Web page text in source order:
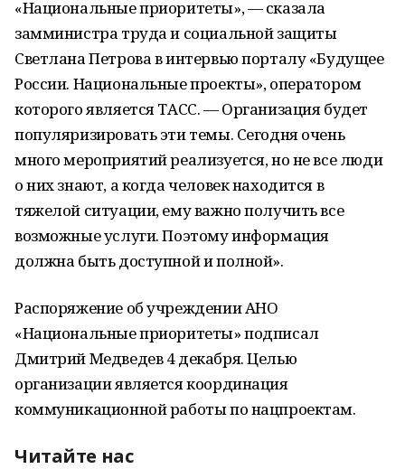
«Национальные приоритеты», — сказала
замминистра труда и социальной защиты
Светлана Петрова в интервью порталу «Будущее
России. Национальные проекты», оператором
которого является ТАСС. — Организация будет
популяризировать эти темы. Сегодня очень
много мероприятий реализуется, но не все люди
о них знают, а когда человек находится в
тяжелой ситуации, ему важно получить все
возможные услуги. Поэтому информация
должна быть доступной и полной».
Распоряжение об учреждении АНО
«Национальные приоритеты» подписал
Дмитрий Медведев 4 декабря. Целью
организации является координация
коммуникационной работы по нацпроектам.
Читайте нас